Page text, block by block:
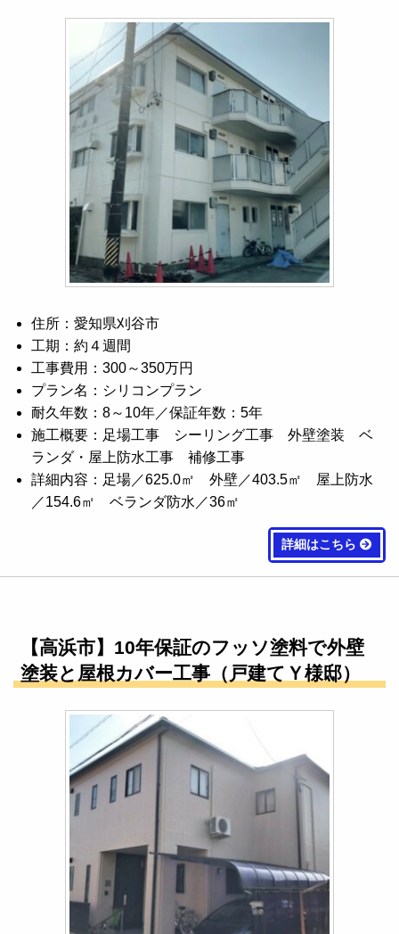
住所：愛知県刈谷市
工期：約４週間
工事費用：300～350万円
プラン名：シリコンプラン
耐久年数：8～10年／保証年数：5年
施工概要：足場工事 シーリング工事 外壁塗装 ベ
ランダ・屋上防水工事 補修工事
詳細内容：足場／625.0㎡ 外壁／403.5㎡ 屋上防水
／154.6㎡ ベランダ防水／36㎡
詳細はこちら
【高浜市】10年保証のフッソ塗料で外壁
塗装と屋根カバー工事（戸建てＹ様邸）